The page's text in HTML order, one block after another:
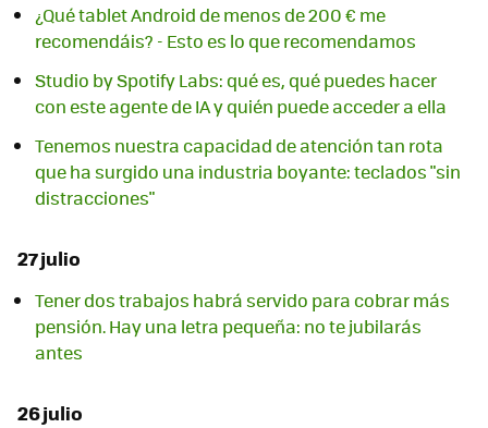
¿Qué tablet Android de menos de 200 € me
recomendáis? - Esto es lo que recomendamos
Studio by Spotify Labs: qué es, qué puedes hacer
con este agente de IA y quién puede acceder a ella
Tenemos nuestra capacidad de atención tan rota
que ha surgido una industria boyante: teclados "sin
distracciones"
27 julio
Tener dos trabajos habrá servido para cobrar más
pensión. Hay una letra pequeña: no te jubilarás
antes
26 julio